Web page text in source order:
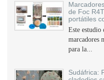
de Foc
portátiles
Este estudio
marcadores
para la...
Sudáfrica: